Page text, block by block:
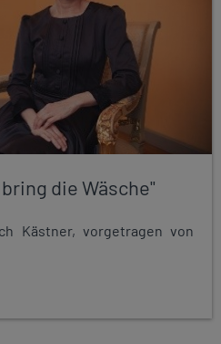
die Wäsche"
Kästner, vorgetragen von